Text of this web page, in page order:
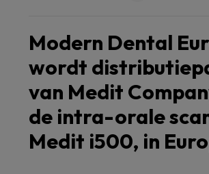
Modern Dental
wordt
van Medit
de intra-orale
Medit i500, in